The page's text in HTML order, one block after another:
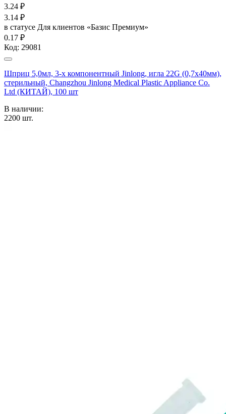
3.24 ₽
3.14 ₽
в статусе Для клиентов «Базис Премиум»
0.17 ₽
Код: 29081
Шприц 5,0мл, 3-х компонентный Jinlong, игла 22G (0,7х40мм),
стерильный, Changzhou Jinlong Medical Plastic Appliance Co.
Ltd (КИТАЙ), 100 шт
В наличии:
2200 шт.